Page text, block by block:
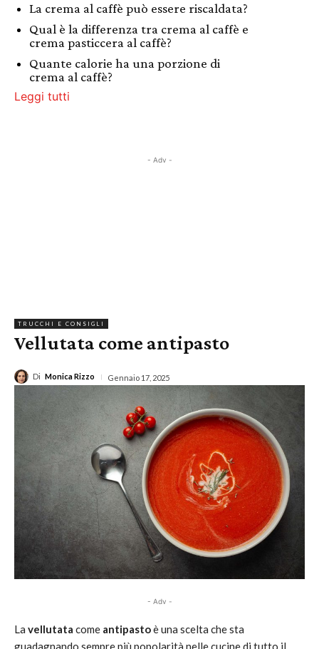
La crema al caffè può essere riscaldata?
Qual è la differenza tra crema al caffè e
crema pasticcera al caffè?
Quante calorie ha una porzione di
crema al caffè?
Leggi tutti
- Adv -